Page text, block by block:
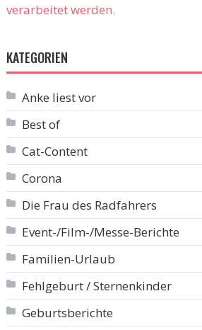
verarbeitet werden.
KATEGORIEN
Anke liest vor
Best of
Cat-Content
Corona
Die Frau des Radfahrers
Event-/Film-/Messe-Berichte
Familien-Urlaub
Fehlgeburt / Sternenkinder
Geburtsberichte